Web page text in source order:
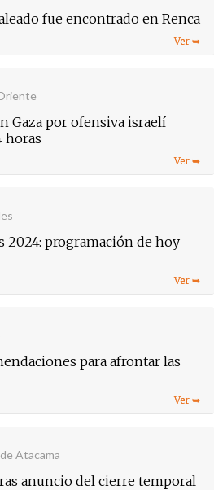
fue encontrado en Renca
Gaza por ofensiva israelí
horas
2024: programación de hoy
para afrontar las
Atacama
anuncio del cierre temporal